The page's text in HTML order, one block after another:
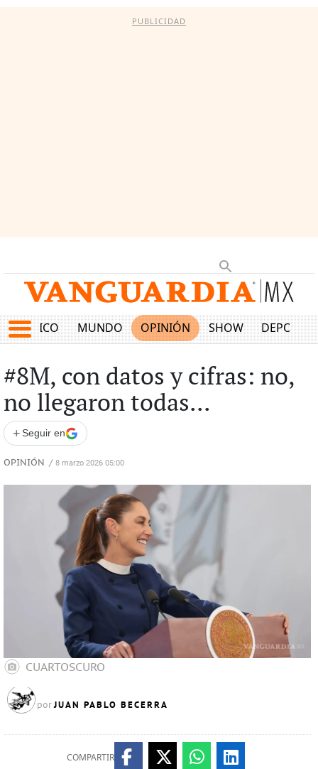
PUBLICIDAD
MÉXICO MUNDO OPINIÓN SHOW
#8M, con datos y cifras: no,
no llegaron todas...
+ Seguir en
OPINIÓN / 8 marzo 2026 05:00
CUARTOSCURO
porJUAN PABLO BECERRA
COMPARTIR